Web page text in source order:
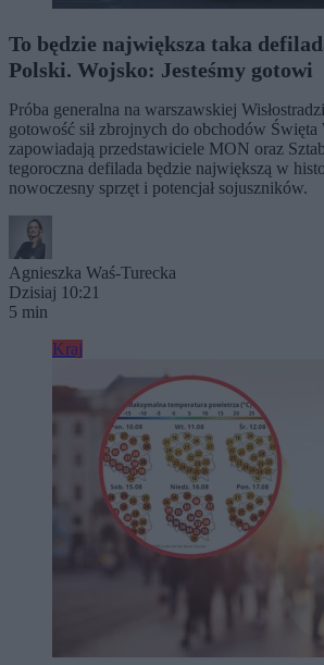
To będzie największa taka
Polski. Wojsko: Jesteśmy gotowi
Próba generalna na warszawskiej
gotowość sił zbrojnych do obchodów Święta
zapowiadają przedstawiciele MON oraz
tegoroczna defilada będzie największą w
nowoczesny sprzęt i potencjał sojuszników.
Agnieszka Waś-Turecka
Dzisiaj 10:21
5 min
Kraj